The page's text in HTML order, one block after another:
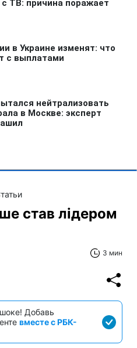
став лідером
3 мин
Добавь
вместе с РБК-